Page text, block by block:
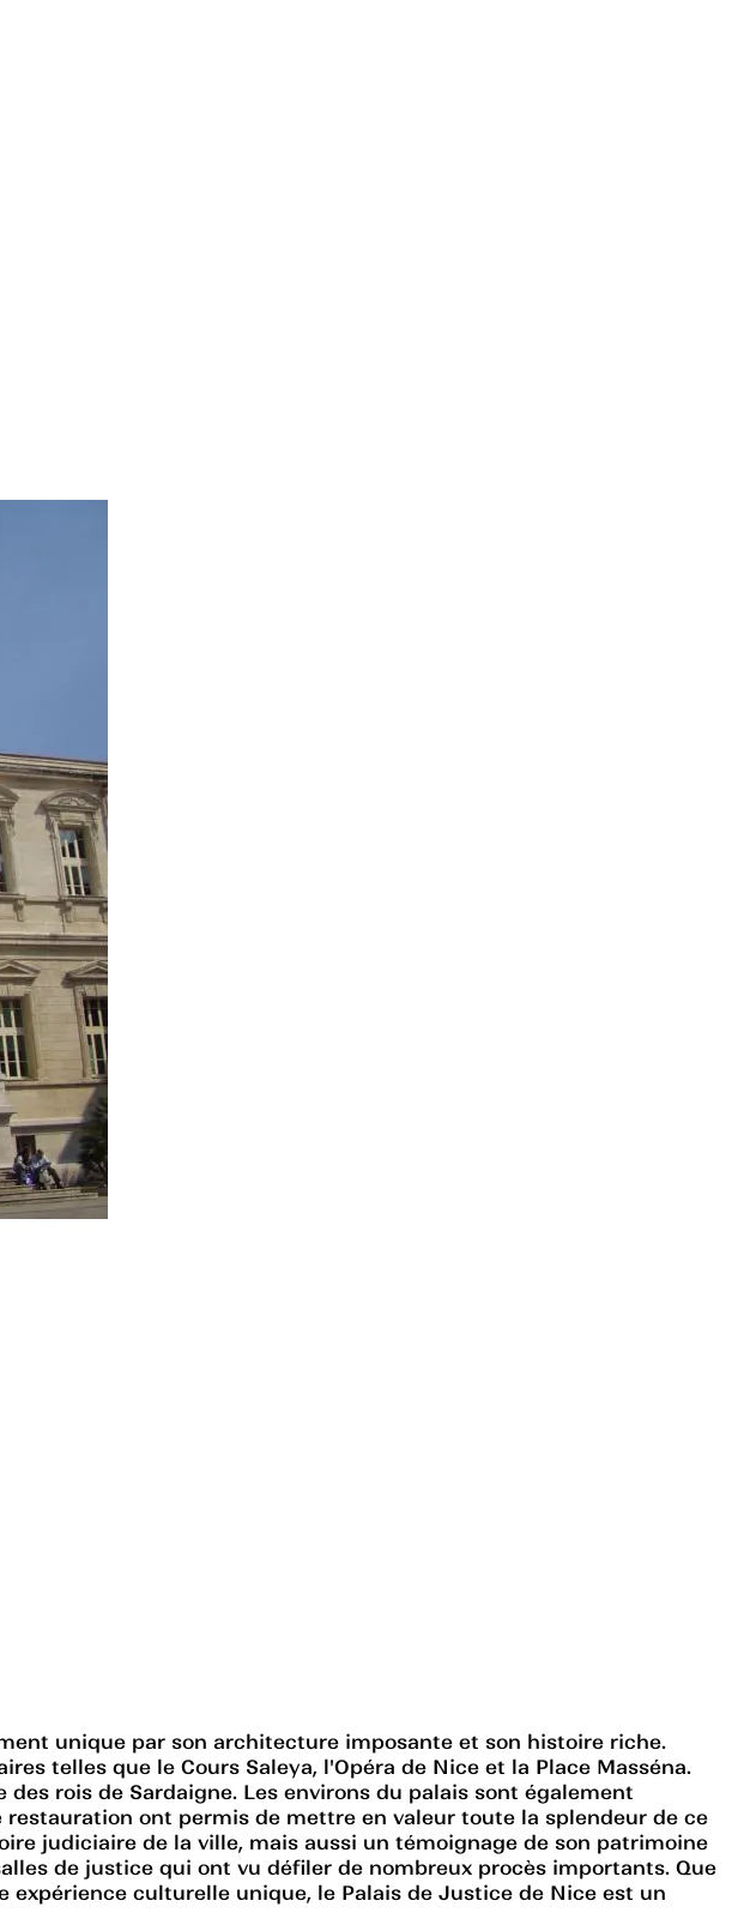
unique par son architecture imposante et son histoire riche.
telles que le Cours Saleya, l'Opéra de Nice et la Place Masséna.
rois de Sardaigne. Les environs du palais sont également
ont permis de mettre en valeur toute la splendeur de ce
judiciaire de la ville, mais aussi un témoignage de son patrimoine
de justice qui ont vu défiler de nombreux procès importants. Que
culturelle unique, le Palais de Justice de Nice est un